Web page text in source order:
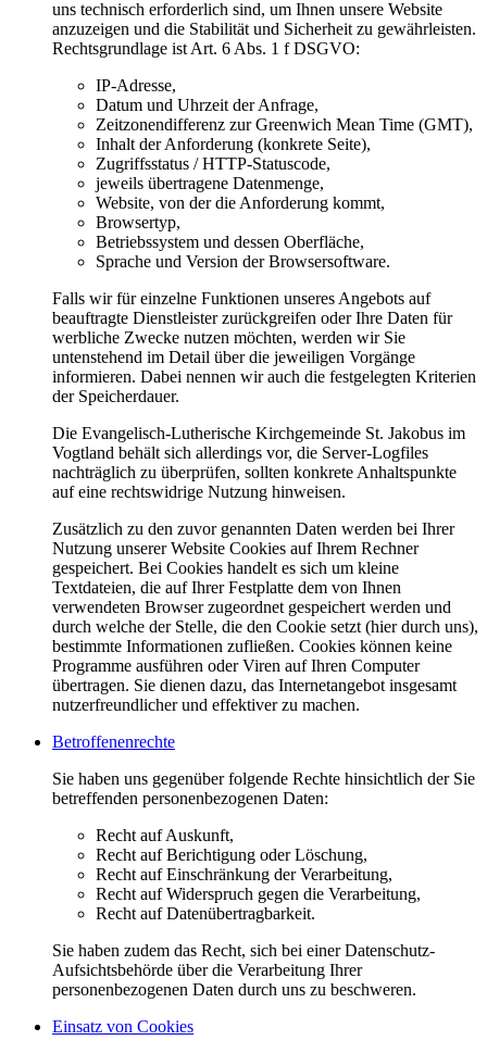
uns technisch erforderlich sind, um Ihnen unsere Website
anzuzeigen und die Stabilität und Sicherheit zu gewährleisten.
Rechtsgrundlage ist Art. 6 Abs. 1 f DSGVO:
IP-Adresse,
Datum und Uhrzeit der Anfrage,
Zeitzonendifferenz zur Greenwich Mean Time (GMT),
Inhalt der Anforderung (konkrete Seite),
Zugriffsstatus / HTTP-Statuscode,
jeweils übertragene Datenmenge,
Website, von der die Anforderung kommt,
Browsertyp,
Betriebssystem und dessen Oberfläche,
Sprache und Version der Browsersoftware.
Falls wir für einzelne Funktionen unseres Angebots auf
beauftragte Dienstleister zurückgreifen oder Ihre Daten für
werbliche Zwecke nutzen möchten, werden wir Sie
untenstehend im Detail über die jeweiligen Vorgänge
informieren. Dabei nennen wir auch die festgelegten Kriterien
der Speicherdauer.
Die Evangelisch-Lutherische Kirchgemeinde St. Jakobus im
Vogtland behält sich allerdings vor, die Server-Logfiles
nachträglich zu überprüfen, sollten konkrete Anhaltspunkte
auf eine rechtswidrige Nutzung hinweisen.
Zusätzlich zu den zuvor genannten Daten werden bei Ihrer
Nutzung unserer Website Cookies auf Ihrem Rechner
gespeichert. Bei Cookies handelt es sich um kleine
Textdateien, die auf Ihrer Festplatte dem von Ihnen
verwendeten Browser zugeordnet gespeichert werden und
durch welche der Stelle, die den Cookie setzt (hier durch uns),
bestimmte Informationen zufließen. Cookies können keine
Programme ausführen oder Viren auf Ihren Computer
übertragen. Sie dienen dazu, das Internetangebot insgesamt
nutzerfreundlicher und effektiver zu machen.
Betroffenenrechte
Sie haben uns gegenüber folgende Rechte hinsichtlich der Sie
betreffenden personenbezogenen Daten:
Recht auf Auskunft,
Recht auf Berichtigung oder Löschung,
Recht auf Einschränkung der Verarbeitung,
Recht auf Widerspruch gegen die Verarbeitung,
Recht auf Datenübertragbarkeit.
Sie haben zudem das Recht, sich bei einer Datenschutz-
Aufsichtsbehörde über die Verarbeitung Ihrer
personenbezogenen Daten durch uns zu beschweren.
Einsatz von Cookies